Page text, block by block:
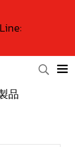
Line:
品